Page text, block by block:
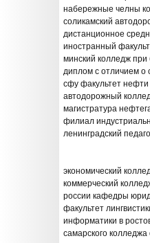
набережные челны
соликамский
дистанционное
иностранный
минский колледж при
диплом с отличием о
сфу факультет нефти
автодорожный
магистратура
филиал
ленинградский
экономический
коммерческий
россии кафедры
факультет
информатики в
самарского колледжа